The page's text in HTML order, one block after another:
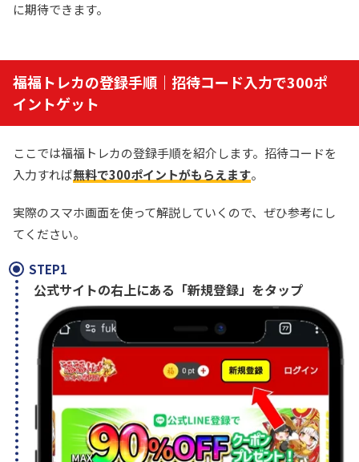
に期待できます。
福福トレカの登録手順｜招待コード入力で300ポ
イントゲット
ここでは福福トレカの登録手順を紹介します。招待コードを
入力すれば無料で300ポイントがもらえます。
実際のスマホ画面を使って解説していくので、ぜひ参考にし
てください。
STEP1
公式サイトの右上にある「新規登録」をタップ